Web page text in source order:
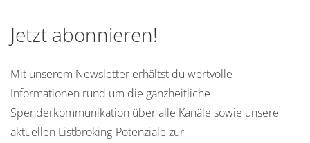
Jetzt abonnieren!
Mit unserem Newsletter erhältst du wertvolle
Informationen rund um die ganzheitliche
Spenderkommunikation über alle Kanäle sowie unsere
aktuellen Listbroking-Potenziale zur